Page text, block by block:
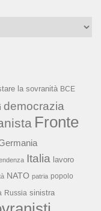
la sovranità BCE
democrazia
Fronte
Italia lavoro
NATO patria popolo
Russia sinistra